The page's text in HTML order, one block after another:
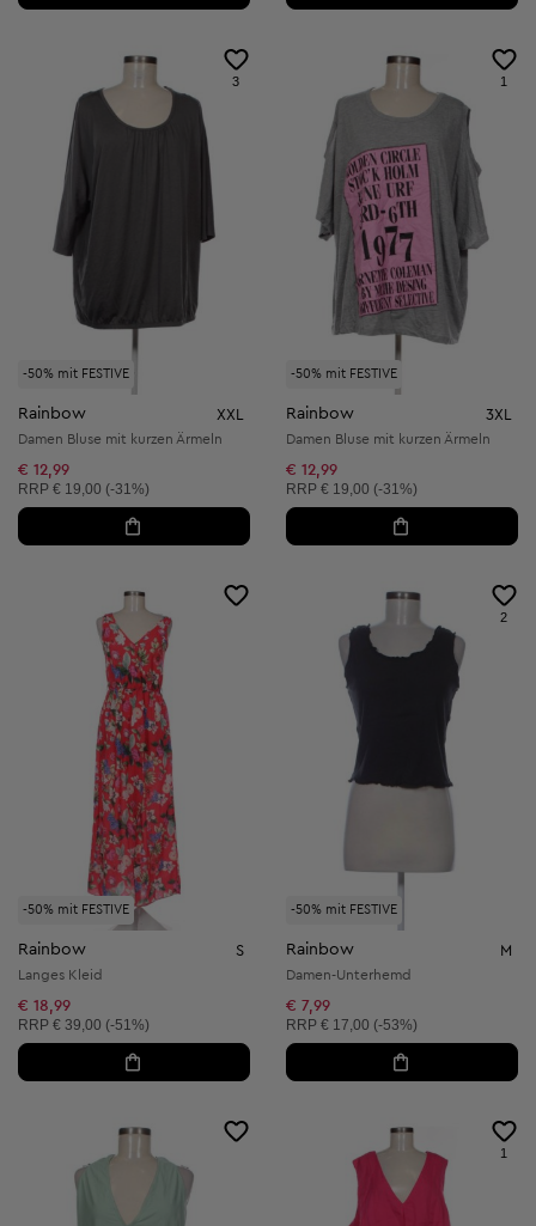
-50% mit FESTIVE
3
Rainbow XXL
Damen Bluse mit kurzen Ärmeln
€ 12,99
Unverbindliche Preisempfehlung:
RRP € 19,00 (-31%)
-50% mit FESTIVE
1
Rainbow 3XL
Damen Bluse mit kurzen Ärmeln
€ 12,99
Unverbindliche Preisempfehlung:
RRP € 19,00 (-31%)
-50% mit FESTIVE
Rainbow S
Langes Kleid
€ 18,99
Unverbindliche Preisempfehlung:
RRP € 39,00 (-51%)
-50% mit FESTIVE
2
Rainbow M
Damen-Unterhemd
€ 7,99
Unverbindliche Preisempfehlung:
RRP € 17,00 (-53%)
1